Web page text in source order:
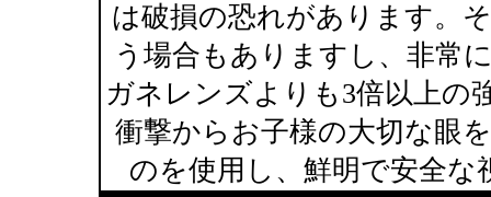
は破損の恐れがあります。
う場合もありますし、非常
ガネレンズよりも3倍以上の
衝撃からお子様の大切な眼
のを使用し、鮮明で安全